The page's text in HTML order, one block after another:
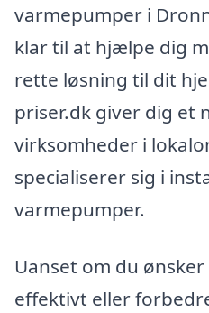
varmepumper i
klar til at hjælpe dig
rette løsning til dit
priser.dk giver dig et
virksomheder i
specialiserer sig i
varmepumper.
Uanset om du
effektivt eller